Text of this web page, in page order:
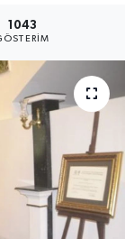
1043